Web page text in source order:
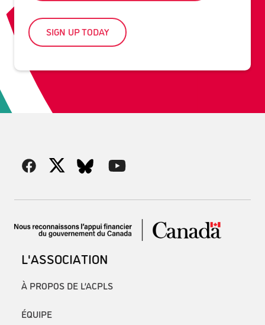
SIGN UP TODAY
L'ASSOCIATION
À PROPOS DE L’ACPLS
ÉQUIPE